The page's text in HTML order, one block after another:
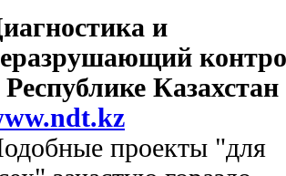
и
Республике Казахстан
проекты "для